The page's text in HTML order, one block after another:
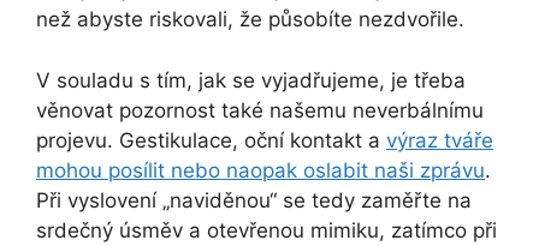
než abyste riskovali, že působíte nezdvořile.
V souladu s tím, jak se vyjadřujeme, je třeba
věnovat pozornost také našemu neverbálnímu
projevu. Gestikulace, oční kontakt a výraz tváře
mohou posílit nebo naopak oslabit naši zprávu.
Při vyslovení „naviděnou“ se tedy zaměřte na
srdečný úsměv a otevřenou mimiku, zatímco při